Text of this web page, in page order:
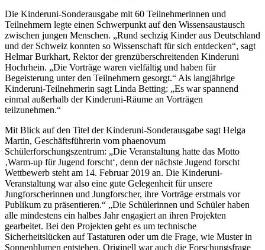
Die Kinderuni-Sonderausgabe mit 60 Teilnehmerinnen und
Teilnehmern legte einen Schwerpunkt auf den Wissensaustausch
zwischen jungen Menschen. „Rund sechzig Kinder aus Deutschland
und der Schweiz konnten so Wissenschaft für sich entdecken“, sagt
Helmar Burkhart, Rektor der grenzüberschreitenden Kinderuni
Hochrhein. „Die Vorträge waren vielfältig und haben für
Begeisterung unter den Teilnehmern gesorgt.“ Als langjährige
Kinderuni-Teilnehmerin sagt Linda Betting: „Es war spannend
einmal außerhalb der Kinderuni-Räume an Vorträgen
teilzunehmen.“
Mit Blick auf den Titel der Kinderuni-Sonderausgabe sagt Helga
Martin, Geschäftsführerin vom phaenovum
Schülerforschungszentrum: „Die Veranstaltung hatte das Motto
‚Warm-up für Jugend forscht‘, denn der nächste Jugend forscht
Wettbewerb steht am 14. Februar 2019 an. Die Kinderuni-
Veranstaltung war also eine gute Gelegenheit für unsere
Jungforscherinnen und Jungforscher, ihre Vorträge erstmals vor
Publikum zu präsentieren.“ „Die Schülerinnen und Schüler haben
alle mindestens ein halbes Jahr engagiert an ihren Projekten
gearbeitet. Bei den Projekten geht es um technische
Sicherheitslücken auf Tastaturen oder um die Frage, wie Muster in
Sonnenblumen entstehen. Originell war auch die Forschungsfrage